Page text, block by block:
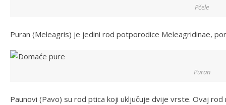
Pčele
Puran (Meleagris) je jedini rod potporodice Meleagridinae,
Puran
Paunovi (Pavo) su rod ptica koji uključuje dvije vrste. Ovaj rod